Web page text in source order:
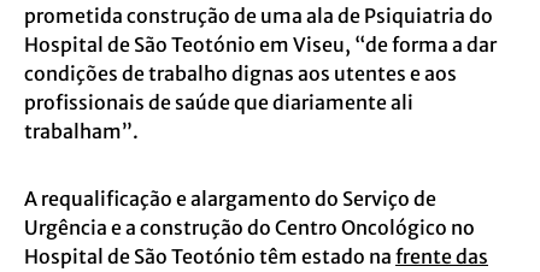
prometida construção de uma ala de Psiquiatria do
Hospital de São Teotónio em Viseu, “de forma a dar
condições de trabalho dignas aos utentes e aos
profissionais de saúde que diariamente ali
trabalham”.
A requalificação e alargamento do Serviço de
Urgência e a construção do Centro Oncológico no
Hospital de São Teotónio têm estado na frente das